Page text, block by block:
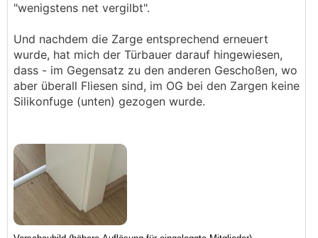
"wenigstens net vergilbt".
Und nachdem die Zarge entsprechend erneuert
wurde, hat mich der Türbauer darauf hingewiesen,
dass - im Gegensatz zu den anderen Geschoßen, wo
aber überall Fliesen sind, im OG bei den Zargen keine
Silikonfuge (unten) gezogen wurde.